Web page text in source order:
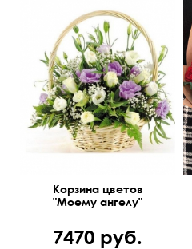
Кустовые розы,
лизиантусы, ирисы,
папоротник.
40 см
40 см
Корзина цветов
"Моему ангелу"
7470 руб.